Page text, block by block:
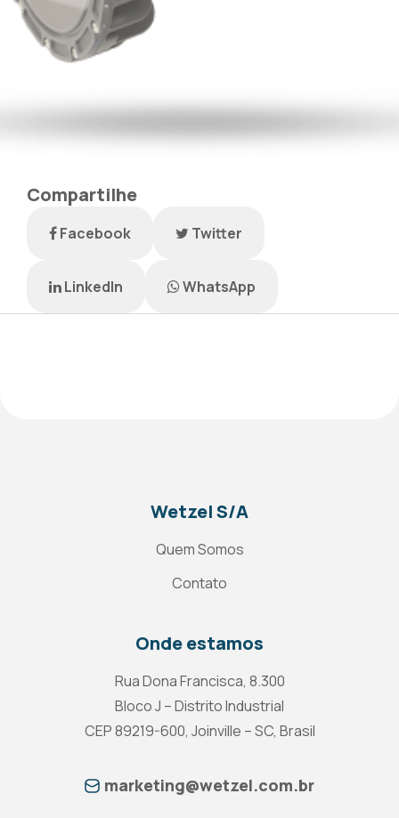
Compartilhe
Facebook Twitter
LinkedIn WhatsApp
Wetzel S/A
Quem Somos
Contato
Onde estamos
Rua Dona Francisca, 8.300
Bloco J – Distrito Industrial
CEP 89219-600, Joinville – SC, Brasil
marketing@wetzel.com.br